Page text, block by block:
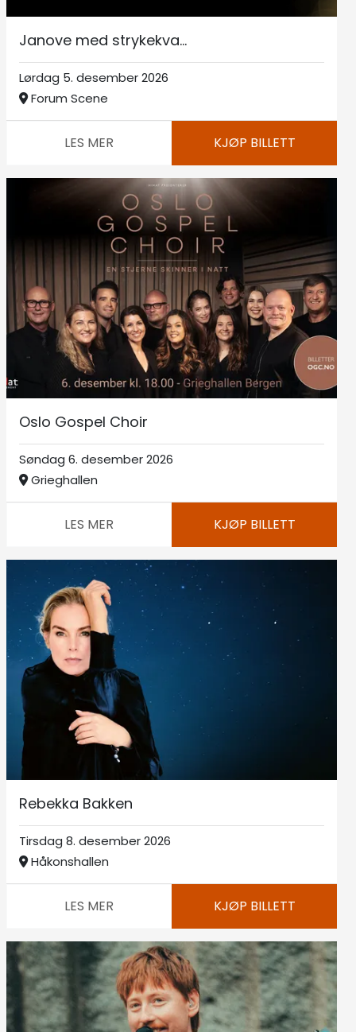
Janove med strykekva...
Lørdag 5. desember 2026
Forum Scene
LES MER KJØP BILLETT
Oslo Gospel Choir
Søndag 6. desember 2026
Grieghallen
LES MER KJØP BILLETT
Rebekka Bakken
Tirsdag 8. desember 2026
Håkonshallen
LES MER KJØP BILLETT